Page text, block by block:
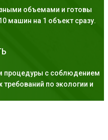
объемами и готовы
машин на 1 объект сразу.
процедуры с соблюдением
по экологии и